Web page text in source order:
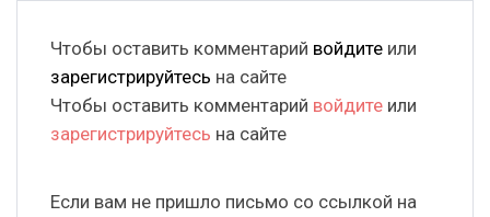
Чтобы оставить комментарий войдите или
зарегистрируйтесь на сайте
Чтобы оставить комментарий войдите или
зарегистрируйтесь на сайте
Если вам не пришло письмо со ссылкой на